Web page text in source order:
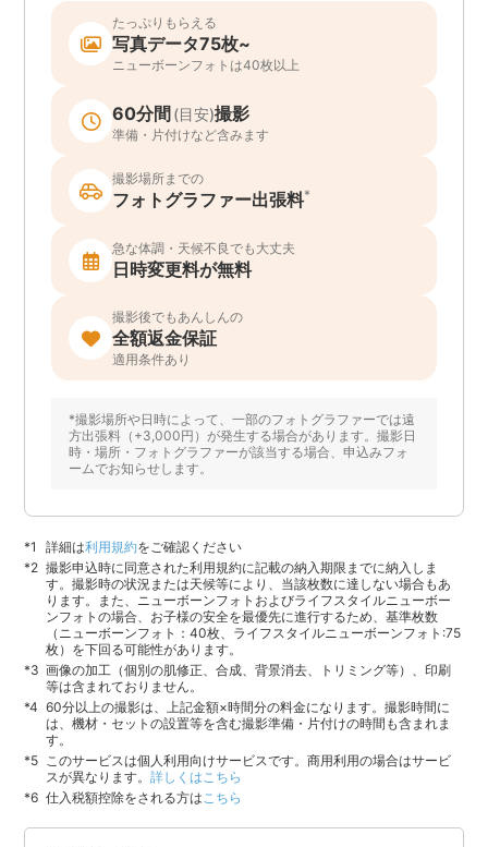
たっぷりもらえる
写真データ75枚~
ニューボーンフォトは40枚以上
60分間(目安)撮影
準備・片付けなど含みます
撮影場所までの
フォトグラファー出張料*
急な体調・天候不良でも大丈夫
日時変更料が無料
撮影後でもあんしんの
全額返金保証
適用条件あり
*撮影場所や日時によって、一部のフォトグラファーでは遠
方出張料（+3,000円）が発生する場合があります。撮影日
時・場所・フォトグラファーが該当する場合、申込みフォ
ームでお知らせします。
詳細は利用規約をご確認ください
撮影申込時に同意された利用規約に記載の納入期限までに納入しま
す。撮影時の状況または天候等により、当該枚数に達しない場合もあ
ります。また、ニューボーンフォトおよびライフスタイルニューボー
ンフォトの場合、お子様の安全を最優先に進行するため、基準枚数
（ニューボーンフォト：40枚、ライフスタイルニューボーンフォト:75
枚）を下回る可能性があります。
画像の加工（個別の肌修正、合成、背景消去、トリミング等）、印刷
等は含まれておりません。
60分以上の撮影は、上記金額×時間分の料金になります。撮影時間に
は、機材・セットの設置等を含む撮影準備・片付けの時間も含まれま
す。
このサービスは個人利用向けサービスです。商用利用の場合はサービ
スが異なります。詳しくはこちら
仕入税額控除をされる方はこちら